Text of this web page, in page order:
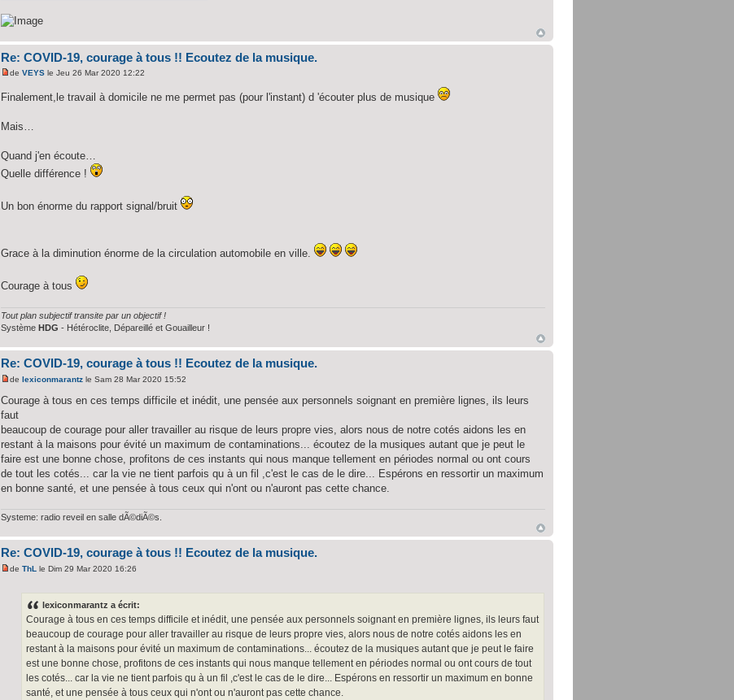
Re: COVID-19, courage à tous !! Ecoutez de la musique.
deVEYS le Jeu 26 Mar 2020 12:22
Finalement,le travail à domicile ne me permet pas (pour l'instant) d 'écouter plus de musique
Mais…
Quand j'en écoute…
Quelle différence !
Un bon énorme du rapport signal/bruit
Grace à la diminution énorme de la circulation automobile en ville.
Courage à tous
Tout plan subjectif transite par un objectif !
SystèmeHDG - Hétéroclite, Dépareillé et Gouailleur !
Re: COVID-19, courage à tous !! Ecoutez de la musique.
delexiconmarantz le Sam 28 Mar 2020 15:52
Courage à tous en ces temps difficile et inédit, une pensée aux personnels soignant en première lignes, ils leurs
faut
beaucoup de courage pour aller travailler au risque de leurs propre vies, alors nous de notre cotés aidons les en
restant à la maisons pour évité un maximum de contaminations... écoutez de la musiques autant que je peut le
faire est une bonne chose, profitons de ces instants qui nous manque tellement en périodes normal ou ont cours
de tout les cotés... car la vie ne tient parfois qu à un fil ,c'est le cas de le dire... Espérons en ressortir un maximum
en bonne santé, et une pensée à tous ceux qui n'ont ou n'auront pas cette chance.
Systeme: radio reveil en salle dÃ©diÃ©s.
Re: COVID-19, courage à tous !! Ecoutez de la musique.
deThL le Dim 29 Mar 2020 16:26
lexiconmarantz a écrit:
Courage à tous en ces temps difficile et inédit, une pensée aux personnels soignant en première lignes, ils leurs faut
beaucoup de courage pour aller travailler au risque de leurs propre vies, alors nous de notre cotés aidons les en
restant à la maisons pour évité un maximum de contaminations... écoutez de la musiques autant que je peut le faire
est une bonne chose, profitons de ces instants qui nous manque tellement en périodes normal ou ont cours de tout
les cotés... car la vie ne tient parfois qu à un fil ,c'est le cas de le dire... Espérons en ressortir un maximum en bonne
santé, et une pensée à tous ceux qui n'ont ou n'auront pas cette chance.